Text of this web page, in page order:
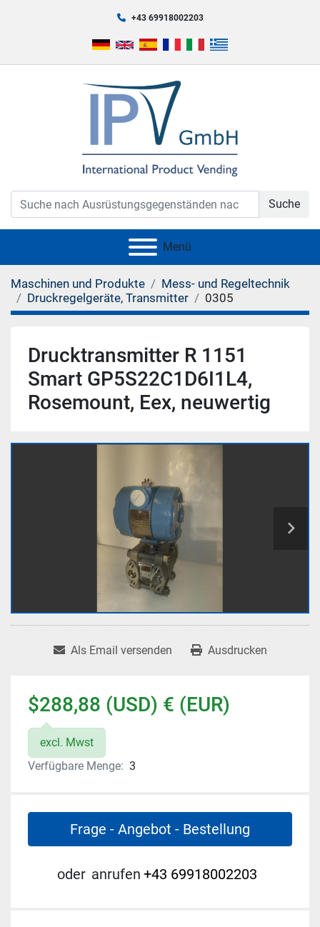
+43 69918002203
Suche
Menü
Maschinen und Produkte
Mess- und Regeltechnik
Druckregelgeräte, Transmitter
0305
Drucktransmitter R 1151
Smart GP5S22C1D6I1L4,
Rosemount, Eex, neuwertig
Als Email versenden Ausdrucken
$288,88 (USD) € (EUR)
excl. Mwst
Verfügbare Menge: 3
Frage - Angebot - Bestellung
oder anrufen +43 69918002203